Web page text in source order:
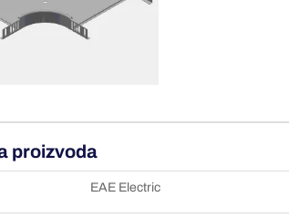
proizvoda
EAE Electric